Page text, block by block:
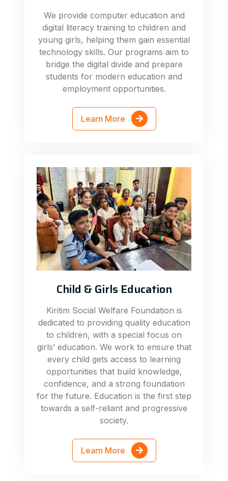
We provide computer education and
digital literacy training to children and
young girls, helping them gain essential
technology skills. Our programs aim to
bridge the digital divide and prepare
students for modern education and
employment opportunities.
Learn More
Child & Girls Education
Kiritim Social Welfare Foundation is
dedicated to providing quality education
to children, with a special focus on
girls’ education. We work to ensure that
every child gets access to learning
opportunities that build knowledge,
confidence, and a strong foundation
for the future. Education is the first step
towards a self-reliant and progressive
society.
Learn More